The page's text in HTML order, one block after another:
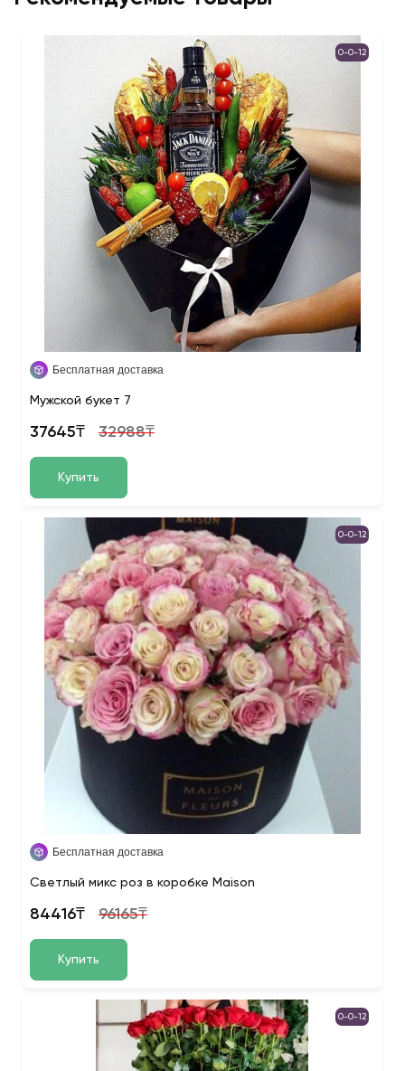
0-0-12
Бесплатная доставка
Мужской букет 7
37645₸ 32988₸
Купить
0-0-12
Бесплатная доставка
Светлый микс роз в коробке Maison
84416₸ 96165₸
Купить
0-0-12